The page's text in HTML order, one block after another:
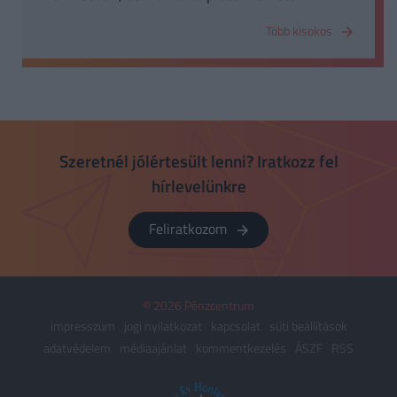
adósságok tőketörlesztései, valamint az
értékpapír-visszavásárlások. A GFS-egyenleg
és a nettó kamatkiadások vagy -bevételek
szintén szerepelnek az egyenlegben. A GFS-
egyenleg tehát a folyó bevételek és a folyó
kiadások viszonyát mutatja.
Több kisokos
Szeretnél jólértesült lenni? Iratkozz fel
hírlevelünkre
Feliratkozom
© 2026 Pénzcentrum
impresszum
jogi nyilatkozat kapcsolat
süti beállítások
adatvédelem
médiaajánlat kommentkezelés ÁSZF RSS